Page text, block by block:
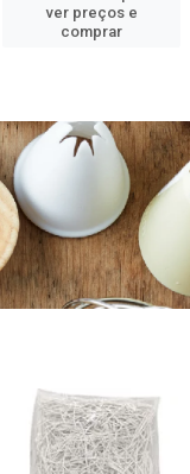
ver preços e
comprar